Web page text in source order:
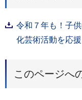
令和７年も！子
化芸術活動を応
このページへ